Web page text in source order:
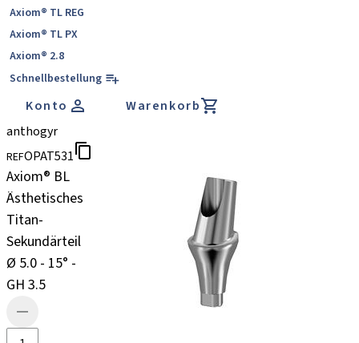
Axiom® TL REG
Axiom® TL PX
Axiom® 2.8
Schnellbestellung
Konto
Warenkorb
anthogyr
REFOPAT531
Axiom® BL
Ästhetisches
Titan-
Sekundärteil
Ø 5.0 - 15° -
GH 3.5